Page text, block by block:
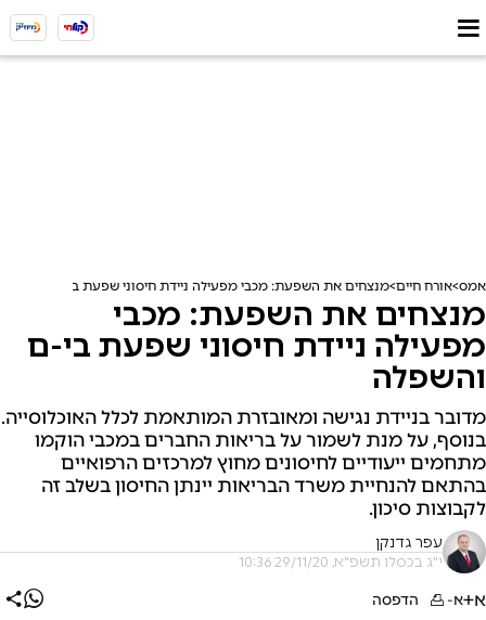
אמס אורח חיים מנצחים את השפעת: מכבי מפעילה ניידת חיסוני שפעת בי-ם והשפלה
מנצחים את השפעת: מכבי
מפעילה ניידת חיסוני שפעת בי-ם
והשפלה
מדובר בניידת נגישה ומאובזרת המותאמת לכלל האוכלוסייה.
בנוסף, על מנת לשמור על בריאות החברים במכבי הוקמו
מתחמים ייעודיים לחיסונים מחוץ למרכזים הרפואיים
בהתאם להנחיית משרד הבריאות יינתן החיסון בשלב זה
לקבוצות סיכון.
עפר גדנקן
י"ג בכסלו תשפ"א, 29/11/20 10:36
א+א- הדפסה